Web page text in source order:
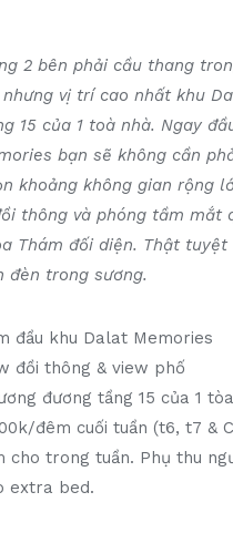
2 bên phải cầu thang
nhưng vị trí cao nhất khu
15 của 1 toà nhà. Ngay
bạn sẽ không cần
khoảng không gian rộng
thông và phóng tầm mắt
Thám đối diện. Thật
đèn trong sương.
đầu khu Dalat Memories
đồi thông & view phố
đương tầng 15 của 1
đêm cuối tuần (t6, t7 &
cho trong tuần. Phụ thu
extra bed.